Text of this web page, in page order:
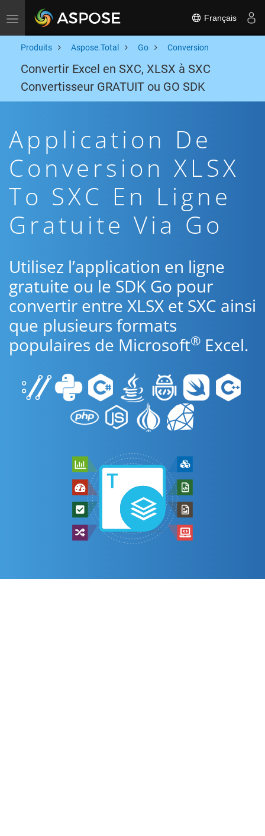
Toggle navigation Français
Produits Aspose.Total Go Conversion
Convertir Excel en SXC, XLSX à SXC
Convertisseur GRATUIT ou GO SDK
Application De
Conversion XLSX
To SXC En Ligne
Gratuite Via Go
Utilisez l’application en ligne
gratuite ou le SDK Go pour
convertir entre XLSX et SXC ainsi
que plusieurs formats
populaires de Microsoft® Excel.